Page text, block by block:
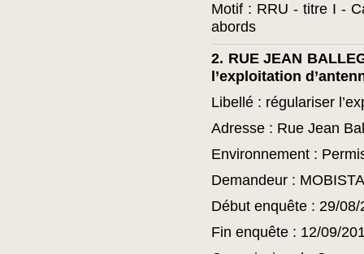
Motif : RRU - titre I -
abords
2. RUE JEAN
l’exploitation
Libellé : régulariser
Adresse : Rue Jean
Environnement :
Demandeur :
Début enquête : 29/08/
Fin enquête : 12/09/